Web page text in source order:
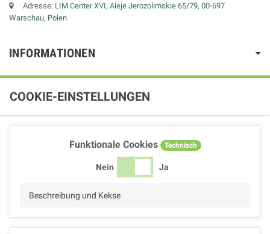
Adresse: LIM Center XVI, Aleje Jerozolimskie 65/79, 00-697
Warschau, Polen
INFORMATIONEN
COOKIE-EINSTELLUNGEN
Funktionale Cookies Technisch
Nein Ja
Beschreibung und Kekse